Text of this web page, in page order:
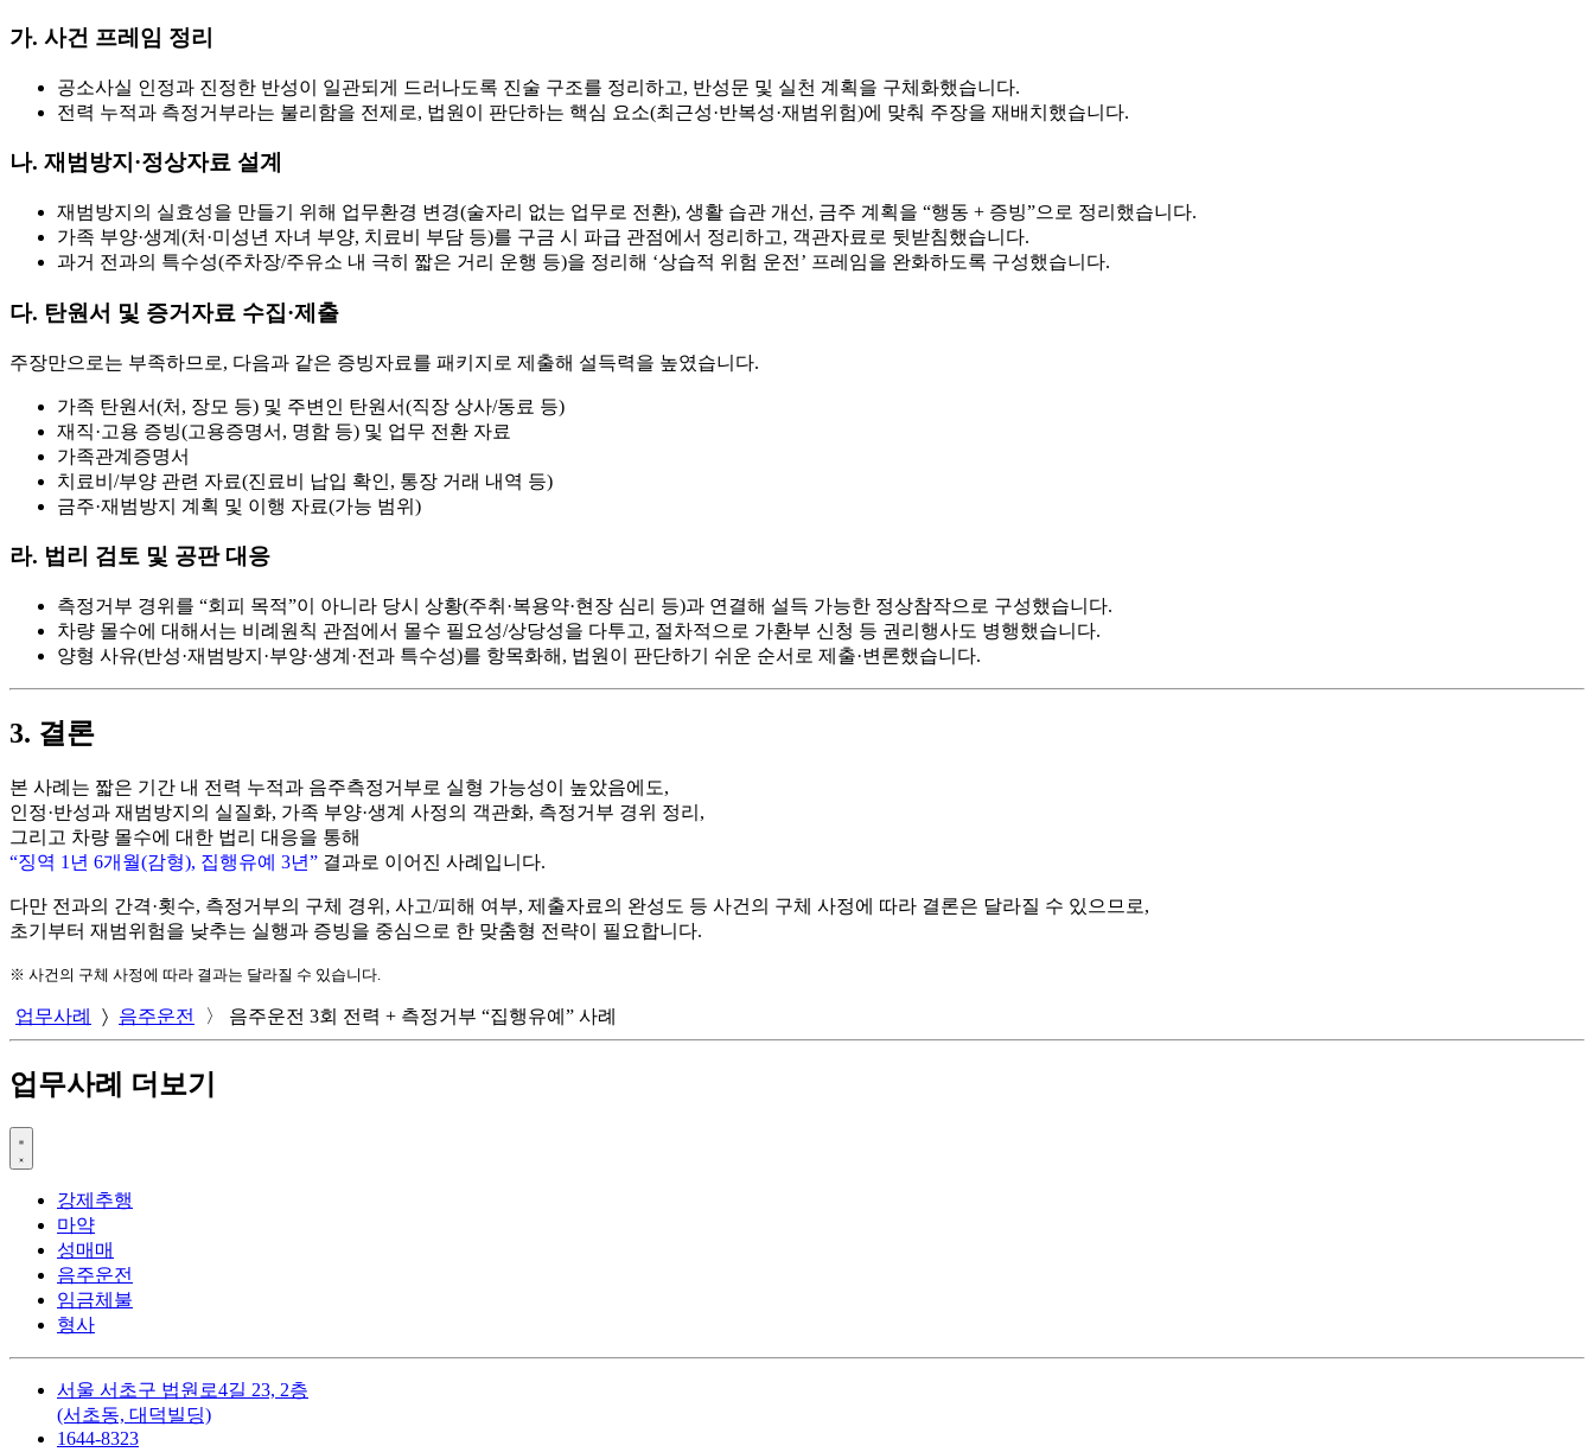
가. 사건 프레임 정리
공소사실 인정과 진정한 반성이 일관되게 드러나도록 진술 구조를 정리하고, 반성문 및 실천 계획을 구체화했습니다.
전력 누적과 측정거부라는 불리함을 전제로, 법원이 판단하는 핵심 요소(최근성·반복성·재범위험)에 맞춰 주장을 재배치했습니다.
나. 재범방지·정상자료 설계
재범방지의 실효성을 만들기 위해 업무환경 변경(술자리 없는 업무로 전환), 생활 습관 개선, 금주 계획을 “행동 + 증빙”으로 정리했습니다.
가족 부양·생계 (처·미성년 자녀 부양, 치료비 부담 등)를 구금 시 파급 관점에서 정리하고, 객관자료로 뒷받침했습니다.
과거 전과의 특수성(주차장/주유소 내 극히 짧은 거리 운행 등)을 정리해 ‘상습적 위험 운전’ 프레임을 완화하도록 구성했습니다.
다. 탄원서 및 증거자료 수집·제출
주장만으로는 부족하므로, 다음과 같은 증빙자료를 패키지로 제출해 설득력을 높였습니다.
가족 탄원서(처, 장모 등) 및 주변인 탄원서(직장 상사/동료 등)
재직·고용 증빙(고용증명서, 명함 등) 및 업무 전환 자료
가족관계증명서
치료비/부양 관련 자료(진료비 납입 확인, 통장 거래 내역 등)
금주·재범방지 계획 및 이행 자료(가능 범위)
라. 법리 검토 및 공판 대응
측정거부 경위 를 “회피 목적”이 아니라 당시 상황(주취·복용약·현장 심리 등)과 연결해 설득 가능한 정상참작으로 구성했습니다.
차량 몰수에 대해서는 비례원칙 관점에서 몰수 필요성/상당성을 다투고, 절차적으로 가환부 신청 등 권리행사도 병행했습니다.
양형 사유(반성·재범방지·부양·생계·전과 특수성)를 항목화해, 법원이 판단하기 쉬운 순서로 제출·변론했습니다.
3. 결론
본 사례는 짧은 기간 내 전력 누적과 음주측정거부로 실형 가능성이 높았음에도,
인정·반성과 재범방지의 실질화, 가족 부양·생계 사정의 객관화, 측정거부 경위 정리 ,
그리고 차량 몰수에 대한 법리 대응을 통해
“징역 1년 6개월(감형), 집행유예 3년” 결과로 이어진 사례입니다.
다만 전과의 간격·횟수, 측정거부의 구체 경위, 사고/피해 여부, 제출자료의 완성도 등 사건의 구체 사정에 따라 결론은 달라질 수 있으므로,
초기부터 재범위험을 낮추는 실행과 증빙을 중심으로 한 맞춤형 전략이 필요합니다.
※ 사건의 구체 사정에 따라 결과는 달라질 수 있습니다.
업무사례 〉 음주운전 〉 음주운전 3회 전력 + 측정거부 “집행유예” 사례
업무사례 더보기
강제추행
마약
성매매
음주운전
임금체불
형사
서울 서초구 법원로4길 23, 2층
(서초동, 대덕빌딩)
1644-8323